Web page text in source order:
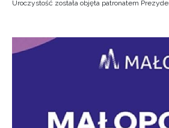
Uroczystość została objęta patronatem